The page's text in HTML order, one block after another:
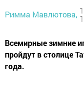
Римма Мавлютова,
Всемирные зимние
пройдут в столице
года.